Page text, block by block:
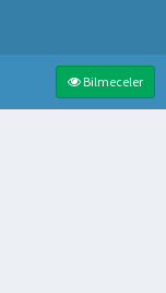
Bilmeceler